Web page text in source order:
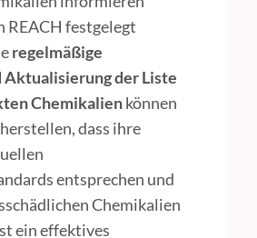
REACH festgelegt
regelmäßige
Aktualisierung der Liste
Chemikalienkönnen
dass ihre
entsprechen und
Chemikalien
ein effektives